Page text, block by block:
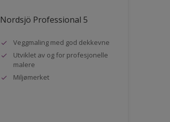
Nordsjö Professional 5
Veggmaling med god dekkevne
Utviklet av og for profesjonelle
malere
Miljømerket